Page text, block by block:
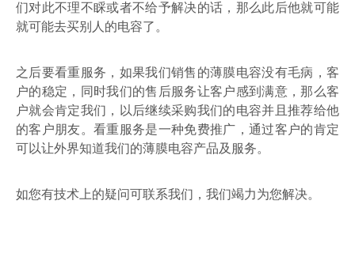
们对此不理不睬或者不给予解决的话，那么此后他就可能
就可能去买别人的电容了。
之后要看重服务，如果我们销售的薄膜电容没有毛病，客
户的稳定，同时我们的售后服务让客户感到满意，那么客
户就会肯定我们，以后继续采购我们的电容并且推荐给他
的客户朋友。看重服务是一种免费推广，通过客户的肯定
可以让外界知道我们的薄膜电容产品及服务。
如您有技术上的疑问可联系我们，我们竭力为您解决。